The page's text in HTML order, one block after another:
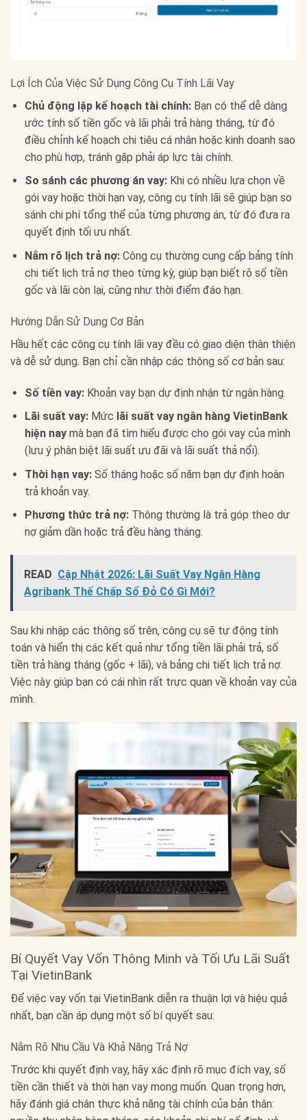
Lợi Ích Của Việc Sử Dụng Công Cụ Tính Lãi Vay
Chủ động lập kế hoạch tài chính:Bạn có thể dễ dàng
ước tính số tiền gốc và lãi phải trả hàng tháng, từ đó
điều chỉnh kế hoạch chi tiêu cá nhân hoặc kinh doanh sao
cho phù hợp, tránh gặp phải áp lực tài chính.
So sánh các phương án vay:Khi có nhiều lựa chọn về
gói vay hoặc thời hạn vay, công cụ tính lãi sẽ giúp bạn so
sánh chi phí tổng thể của từng phương án, từ đó đưa ra
quyết định tối ưu nhất.
Nắm rõ lịch trả nợ:Công cụ thường cung cấp bảng tính
chi tiết lịch trả nợ theo từng kỳ, giúp bạn biết rõ số tiền
gốc và lãi còn lại, cũng như thời điểm đáo hạn.
Hướng Dẫn Sử Dụng Cơ Bản
Hầu hết các công cụ tính lãi vay đều có giao diện thân thiện
và dễ sử dụng. Bạn chỉ cần nhập các thông số cơ bản sau:
Số tiền vay:Khoản vay bạn dự định nhận từ ngân hàng.
Lãi suất vay:Mức lãi suất vay ngân hàng VietinBank
hiện naymà bạn đã tìm hiểu được cho gói vay của mình
(lưu ý phân biệt lãi suất ưu đãi và lãi suất thả nổi).
Thời hạn vay:Số tháng hoặc số năm bạn dự định hoàn
trả khoản vay.
Phương thức trả nợ:Thông thường là trả góp theo dư
nợ giảm dần hoặc trả đều hàng tháng.
READ Cập Nhật 2026: Lãi Suất Vay Ngân Hàng
Agribank Thế Chấp Sổ Đỏ Có Gì Mới?
Sau khi nhập các thông số trên, công cụ sẽ tự động tính
toán và hiển thị các kết quả như tổng tiền lãi phải trả, số
tiền trả hàng tháng (gốc + lãi), và bảng chi tiết lịch trả nợ.
Việc này giúp bạn có cái nhìn rất trực quan về khoản vay của
mình.
Bí Quyết Vay Vốn Thông Minh và Tối Ưu Lãi Suất
Tại VietinBank
Để việc vay vốn tại VietinBank diễn ra thuận lợi và hiệu quả
nhất, bạn cần áp dụng một số bí quyết sau:
Nắm Rõ Nhu Cầu Và Khả Năng Trả Nợ
Trước khi quyết định vay, hãy xác định rõ mục đích vay, số
tiền cần thiết và thời hạn vay mong muốn. Quan trọng hơn,
hãy đánh giá chân thực khả năng tài chính của bản thân: